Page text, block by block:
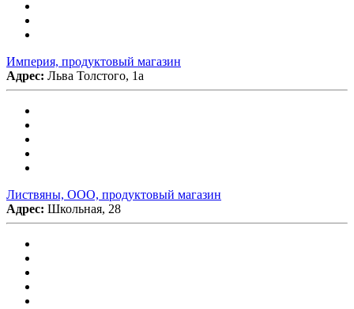
Империя, продуктовый магазин
Адрес: Льва Толстого, 1а
Листвяны, ООО, продуктовый магазин
Адрес: Школьная, 28